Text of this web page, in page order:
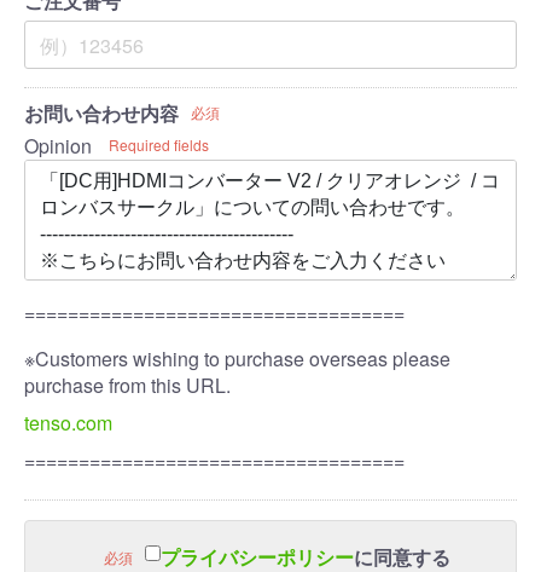
お問い合わせ内容 必須
Opinion Required fields
===================================
※Customers wishing to purchase overseas please
purchase from this URL.
tenso.com
===================================
必須 プライバシーポリシーに同意する